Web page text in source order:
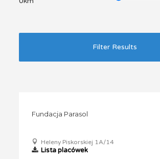
Filter Results
Fundacja Parasol
Heleny Piskorskiej 1A/14
Lista placówek